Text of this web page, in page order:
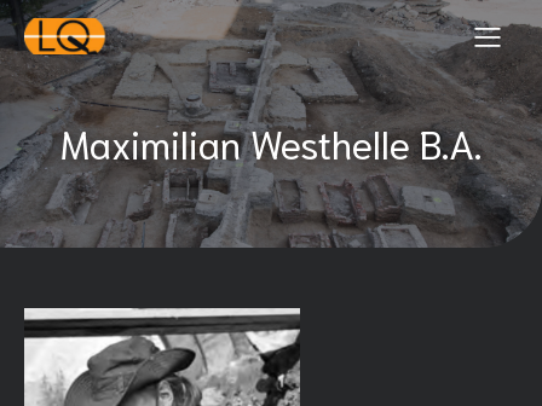
Maximilian Westhelle B.A.